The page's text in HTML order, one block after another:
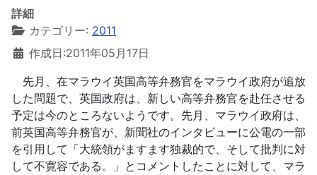
詳細
カテゴリー: 2011
作成日:2011年05月17日
先月、在マラウイ英国高等弁務官をマラウイ政府が追放
した問題で、英国政府は、新しい高等弁務官を赴任させる
予定は今のところないようです。先月、マラウイ政府は、
前英国高等弁務官が、新聞社のインタビューに公電の一部
を引用して「大統領がますます独裁的で、そして批判に対
して不寛容である。」とコメントしたことに対して、マラ